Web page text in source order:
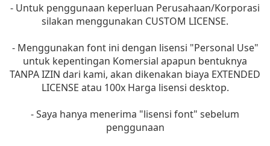
- Untuk penggunaan keperluan Perusahaan/Korporasi
silakan menggunakan CUSTOM LICENSE.
- Menggunakan font ini dengan lisensi "Personal Use"
untuk kepentingan Komersial apapun bentuknya
TANPA IZIN dari kami, akan dikenakan biaya EXTENDED
LICENSE atau 100x Harga lisensi desktop.
- Saya hanya menerima "lisensi font" sebelum
penggunaan